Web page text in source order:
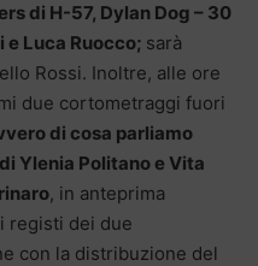
di H-57, Dylan Dog – 30
e Luca Ruocco; sarà
Rossi. Inoltre, alle ore
due cortometraggi fuori
di cosa parliamo
Ylenia Politano e Vita
, in anteprima
registi dei due
con la distribuzione del